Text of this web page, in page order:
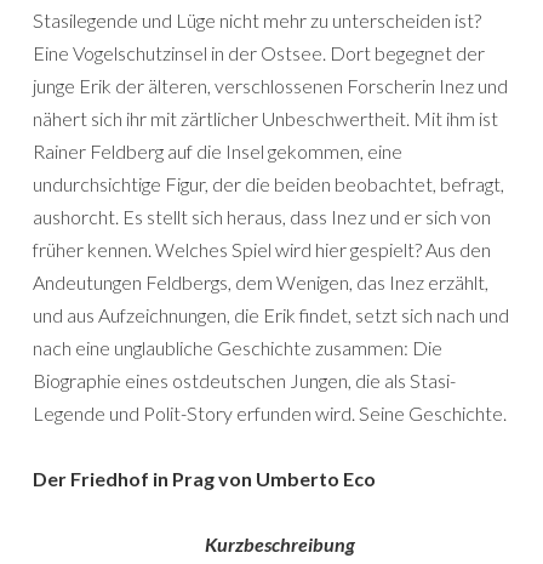
Stasilegende und Lüge nicht mehr zu unterscheiden ist?
Eine Vogelschutzinsel in der Ostsee. Dort begegnet der
junge Erik der älteren, verschlossenen Forscherin Inez und
nähert sich ihr mit zärtlicher Unbeschwertheit. Mit ihm ist
Rainer Feldberg auf die Insel gekommen, eine
undurchsichtige Figur, der die beiden beobachtet, befragt,
aushorcht. Es stellt sich heraus, dass Inez und er sich von
früher kennen. Welches Spiel wird hier gespielt? Aus den
Andeutungen Feldbergs, dem Wenigen, das Inez erzählt,
und aus Aufzeichnungen, die Erik findet, setzt sich nach und
nach eine unglaubliche Geschichte zusammen: Die
Biographie eines ostdeutschen Jungen, die als Stasi-
Legende und Polit-Story erfunden wird. Seine Geschichte.
Der Friedhof in Prag von Umberto Eco
Kurzbeschreibung